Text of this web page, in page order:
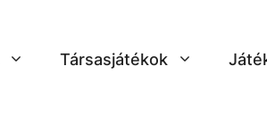
Társasjátékok